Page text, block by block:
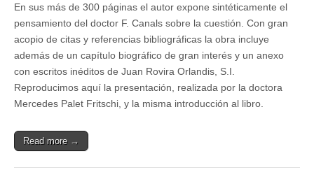
En sus más de 300 páginas el autor expone sintéticamente el
pensamiento del doctor F. Canals sobre la cuestión. Con gran
acopio de citas y referencias bibliográficas la obra incluye
además de un capítulo biográfico de gran interés y un anexo
con escritos inéditos de Juan Rovira Orlandis, S.I.
Reproducimos aquí la presentación, realizada por la doctora
Mercedes Palet Fritschi, y la misma introducción al libro.
Read more →